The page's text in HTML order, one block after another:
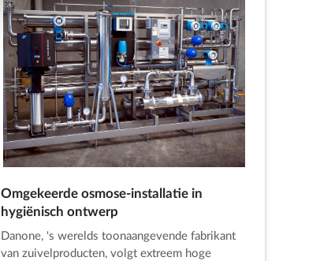
Omgekeerde osmose-installatie in
hygiënisch ontwerp
Danone, 's werelds toonaangevende fabrikant
van zuivelproducten, volgt extreem hoge